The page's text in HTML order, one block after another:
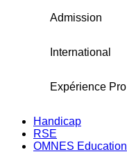
Admission
International
Expérience Pro
Handicap
RSE
OMNES Education